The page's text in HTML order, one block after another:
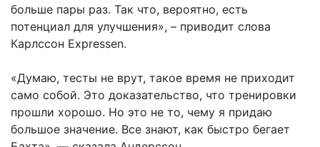
больше пары раз. Так что, вероятно, есть
потенциал для улучшения», – приводит слова
Карлссон Expressen.
«Думаю, тесты не врут, такое время не приходит
само собой. Это доказательство, что тренировки
прошли хорошо. Но это не то, чему я придаю
большое значение. Все знают, как быстро бегает